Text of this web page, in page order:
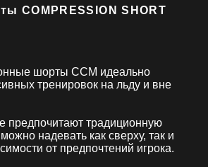
COMPRESSION SHORT
шорты CCM идеально
тренировок на льду и вне
предпочитают традиционную
надевать как сверху, так и
от предпочтений игрока.